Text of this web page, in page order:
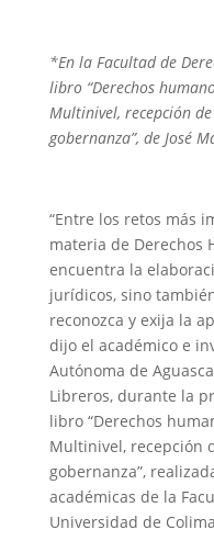
*En la Facultad de
libro “Derechos
Multinivel, recepción
gobernanza”, de José
“Entre los retos más
materia de Derechos
encuentra la
jurídicos, sino
reconozca y exija la
dijo el académico e
Autónoma de
Libreros, durante la
libro “Derechos
Multinivel, recepción
gobernanza”,
académicas de la
Universidad de